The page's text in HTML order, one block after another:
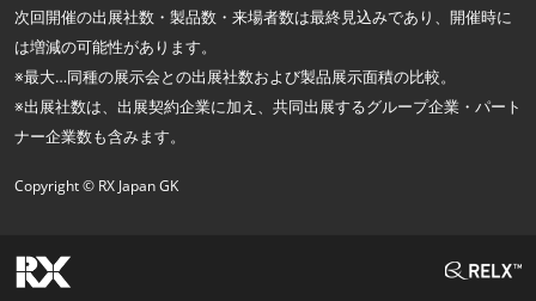
次回開催の出展社数・製品数・来場者数は最終見込みであり、開催時に
は増減の可能性があります。
※最大…同種の展示会との出展社数および製品展示面積の比較。
※出展社数は、出展契約企業に加え、共同出展するグループ企業・パート
ナー企業数も含みます。
Copyright © RX Japan GK